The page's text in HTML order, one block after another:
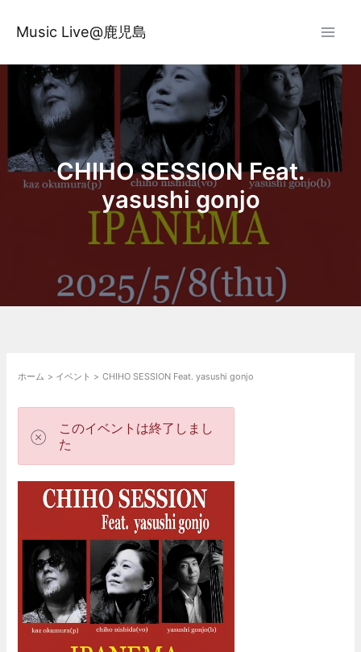
ス
Music Live@鹿児島
CHIHO SESSION Feat.
yasushi gonjo
ホーム イベント CHIHO SESSION Feat. yasushi gonjo
このイベントは終了しまし
た